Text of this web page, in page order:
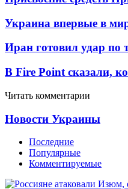
Украина впервые в
Иран готовил удар
В Fire Point сказали,
Читать комментарии
Новости Украины
Последние
Популярные
Комментируемые